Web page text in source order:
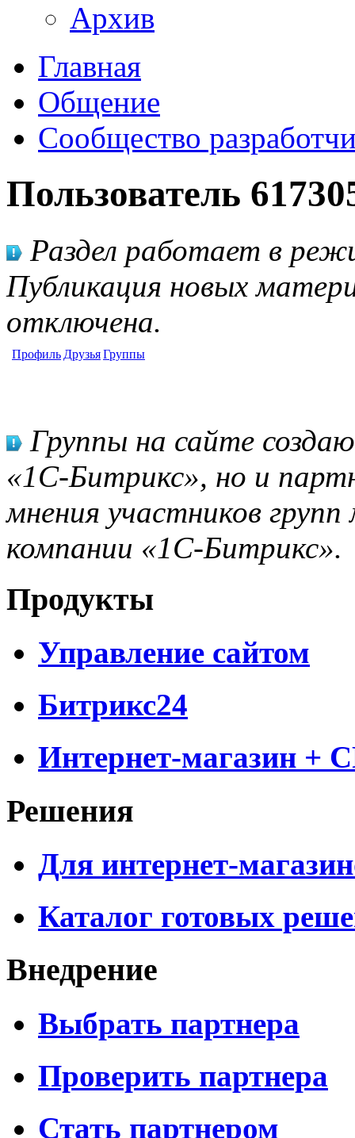
Архив
Главная
Общение
Сообщество
Пользователь
Раздел работает в
Публикация новых
отключена.
Профиль ДрузьяГруппы
Группы на сайте
«1С-Битрикс», но и
мнения участников
компании «1С-Битрикс».
Продукты
Управление сайтом
Битрикс24
Интернет-магазин +
Решения
Для интернет-
Каталог готовых
Внедрение
Выбрать партнера
Проверить партнера
Стать партнером